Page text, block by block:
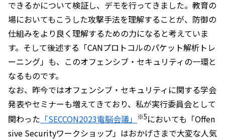
できるかについて検証し、デモを行ってきました。教育の
場においてもこうした攻撃手法を理解することが、防御の
仕組みをより良く理解するための力になると考えていま
す。そして後述する「CANプロトコルのパケット解析トレ
ーニング」も、このオフェンシブ・セキュリティの一環と
なるものです。
なお、昨今ではオフェンシブ・セキュリティに関する学会
発表やセミナーも増えてきており、私が実行委員会として
関わった 「SECCON2023電脳会議」 ※5においても「Offen
sive Securityワークショップ」はおかげさまで大変な人気